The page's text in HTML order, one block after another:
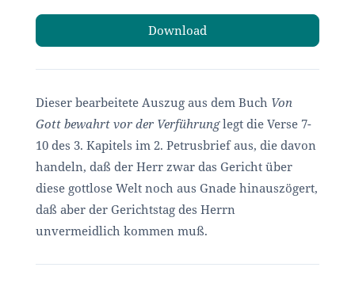
Download
Dieser bearbeitete Auszug aus dem Buch Von
Gott bewahrt vor der Verführunglegt die Verse 7-
10 des 3. Kapitels im 2. Petrusbrief aus, die davon
handeln, daß der Herr zwar das Gericht über
diese gottlose Welt noch aus Gnade hinauszögert,
daß aber der Gerichtstag des Herrn
unvermeidlich kommen muß.